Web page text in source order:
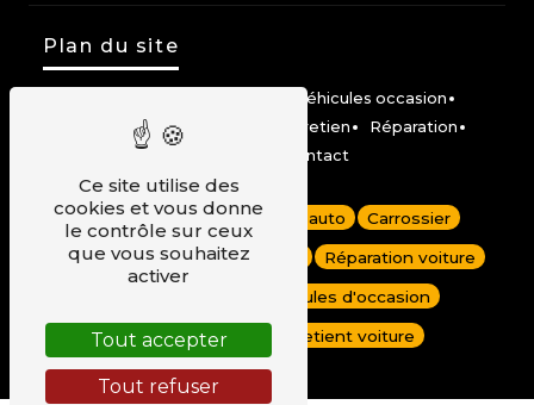
Plan du site
Véhicules occasion
Location Mobilize Share
Entretien
Réparation
Contact
Dépannage auto Garage auto Carrossier
Carrosserie voiture Renault Réparation voiture
Véhicules d'occasion
Garage Renault Entretient voiture
Ce site utilise des
cookies et vous donne
le contrôle sur ceux
que vous souhaitez
activer
Tout accepter
Tout refuser